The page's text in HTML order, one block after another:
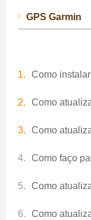
GPS Garmin
Como
Como
Como
Como faço
Como
Como